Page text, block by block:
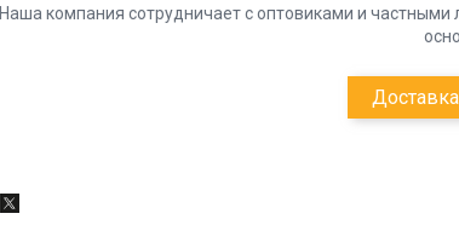
Наша компания сотрудничает с оптовиками и